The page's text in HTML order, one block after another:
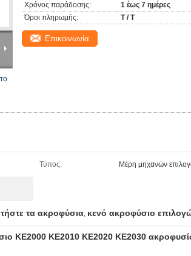
Χρόνος παράδοσης:
1 έως 7 ημέρες
Όροι πληρωμής:
T / T
Επικοινωνία
Τύπος: Μέρη μηχανών
τα ακροφύσια, κενό ακροφύσιο
KE2000 KE2010 KE2020 KE2030